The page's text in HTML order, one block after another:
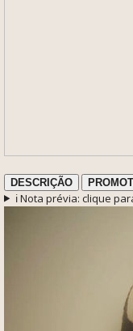
DESCRIÇÃO
ℹ️ Nota prévia: clique